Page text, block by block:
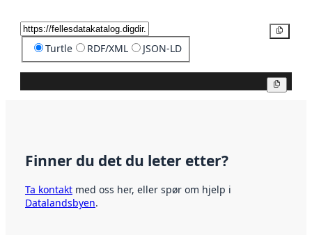
Turtle RDF/XML JSON-LD
Finner du det du leter etter?
Ta kontakt med oss her, eller spør om hjelp i
Datalandsbyen.